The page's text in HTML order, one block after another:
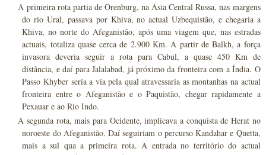
A primeira rota partia de Orenburg, na Ásia Central Russa, nas margens
do rio Ural, passava por Khiva, no actual Uzbequistão, e chegaria a
Khiva, no norte do Afeganistão, após uma viagem que, nas estradas
actuais, totaliza quase cerca de 2.900 Km. A partir de Balkh, a força
invasora deveria seguir a rota para Cabul, a quase 450 Km de
distância, e daí para Jalalabad, já próximo da fronteira com a Índia. O
Passo Khyber seria a via pela qual atravessaria as montanhas na actual
fronteira entre o Afeganistão e o Paquistão, chegar rapidamente a
Pexauar e ao Rio Indo.
A segunda rota, mais para Ocidente, implicava a conquista de Herat no
noroeste do Afeganistão. Daí seguiriam o percurso Kandahar e Quetta,
mais a sul qua a primeira rota. A entrada no território do actual